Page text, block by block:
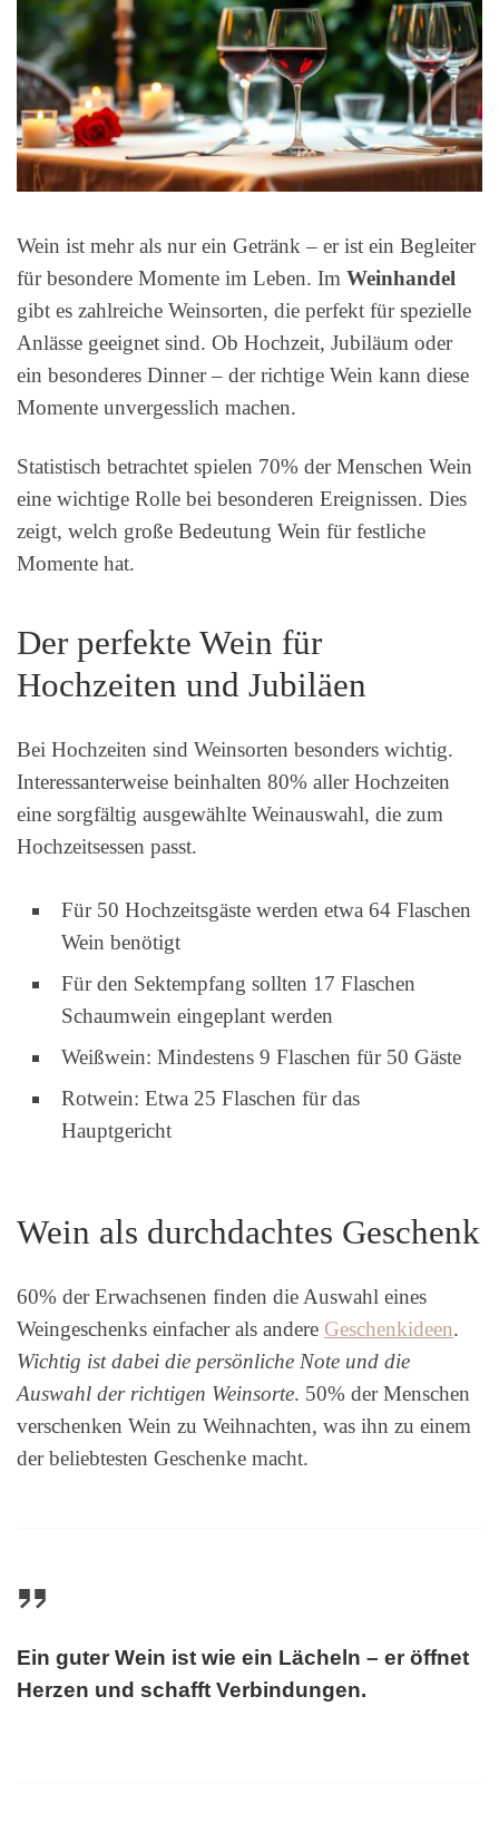
Wein ist mehr als nur ein Getränk – er ist ein Begleiter
für besondere Momente im Leben. Im Weinhandel
gibt es zahlreiche Weinsorten, die perfekt für spezielle
Anlässe geeignet sind. Ob Hochzeit, Jubiläum oder
ein besonderes Dinner – der richtige Wein kann diese
Momente unvergesslich machen.
Statistisch betrachtet spielen 70% der Menschen Wein
eine wichtige Rolle bei besonderen Ereignissen. Dies
zeigt, welch große Bedeutung Wein für festliche
Momente hat.
Der perfekte Wein für
Hochzeiten und Jubiläen
Bei Hochzeiten sind Weinsorten besonders wichtig.
Interessanterweise beinhalten 80% aller Hochzeiten
eine sorgfältig ausgewählte Weinauswahl, die zum
Hochzeitsessen passt.
Für 50 Hochzeitsgäste werden etwa 64 Flaschen
Wein benötigt
Für den Sektempfang sollten 17 Flaschen
Schaumwein eingeplant werden
Weißwein: Mindestens 9 Flaschen für 50 Gäste
Rotwein: Etwa 25 Flaschen für das
Hauptgericht
Wein als durchdachtes Geschenk
60% der Erwachsenen finden die Auswahl eines
Weingeschenks einfacher als andere Geschenkideen.
Wichtig ist dabei die persönliche Note und die
Auswahl der richtigen Weinsorte. 50% der Menschen
verschenken Wein zu Weihnachten, was ihn zu einem
der beliebtesten Geschenke macht.
Ein guter Wein ist wie ein Lächeln – er öffnet
Herzen und schafft Verbindungen.